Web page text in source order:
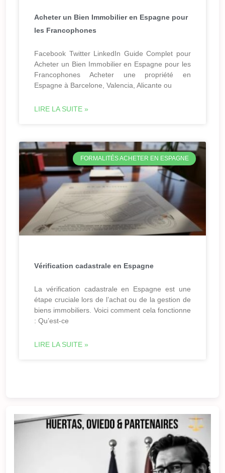
Acheter un Bien Immobilier en Espagne pour
les Francophones
Facebook Twitter LinkedIn Guide Complet pour
Acheter un Bien Immobilier en Espagne pour les
Francophones Acheter une propriété en
Espagne à Barcelone, Valencia, Alicante ou
LIRE LA SUITE »
FORMALITÉS ACHETER EN ESPAGNE
Vérification cadastrale en Espagne
La vérification cadastrale en Espagne est une
étape cruciale lors de l’achat ou de la gestion de
biens immobiliers. Voici comment cela fonctionne
: Qu’est-ce
LIRE LA SUITE »